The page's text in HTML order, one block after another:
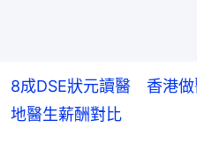
8成DSE狀元讀醫 香港做
地醫生薪酬對比